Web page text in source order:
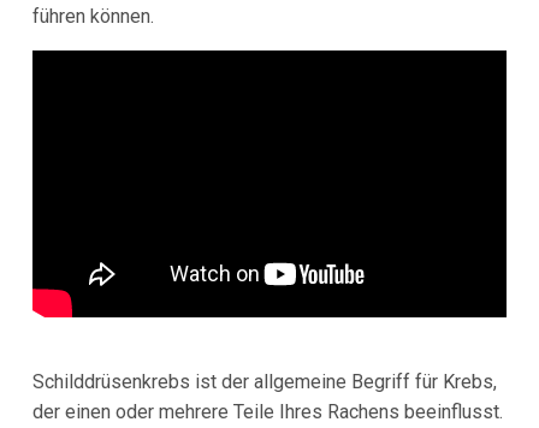
führen können.
Schilddrüsenkrebs ist der allgemeine Begriff für Krebs,
der einen oder mehrere Teile Ihres Rachens beeinflusst.